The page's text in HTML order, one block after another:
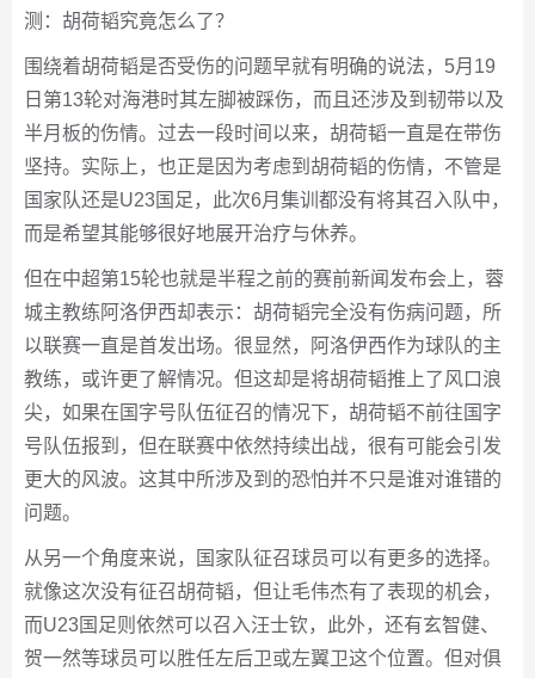
测：胡荷韬究竟怎么了？
围绕着胡荷韬是否受伤的问题早就有明确的说法，5月19
日第13轮对海港时其左脚被踩伤，而且还涉及到韧带以及
半月板的伤情。过去一段时间以来，胡荷韬一直是在带伤
坚持。实际上，也正是因为考虑到胡荷韬的伤情，不管是
国家队还是U23国足，此次6月集训都没有将其召入队中，
而是希望其能够很好地展开治疗与休养。
但在中超第15轮也就是半程之前的赛前新闻发布会上，蓉
城主教练阿洛伊西却表示：胡荷韬完全没有伤病问题，所
以联赛一直是首发出场。很显然，阿洛伊西作为球队的主
教练，或许更了解情况。但这却是将胡荷韬推上了风口浪
尖，如果在国字号队伍征召的情况下，胡荷韬不前往国字
号队伍报到，但在联赛中依然持续出战，很有可能会引发
更大的风波。这其中所涉及到的恐怕并不只是谁对谁错的
问题。
从另一个角度来说，国家队征召球员可以有更多的选择。
就像这次没有征召胡荷韬，但让毛伟杰有了表现的机会，
而U23国足则依然可以召入汪士钦，此外，还有玄智健、
贺一然等球员可以胜任左后卫或左翼卫这个位置。但对俱